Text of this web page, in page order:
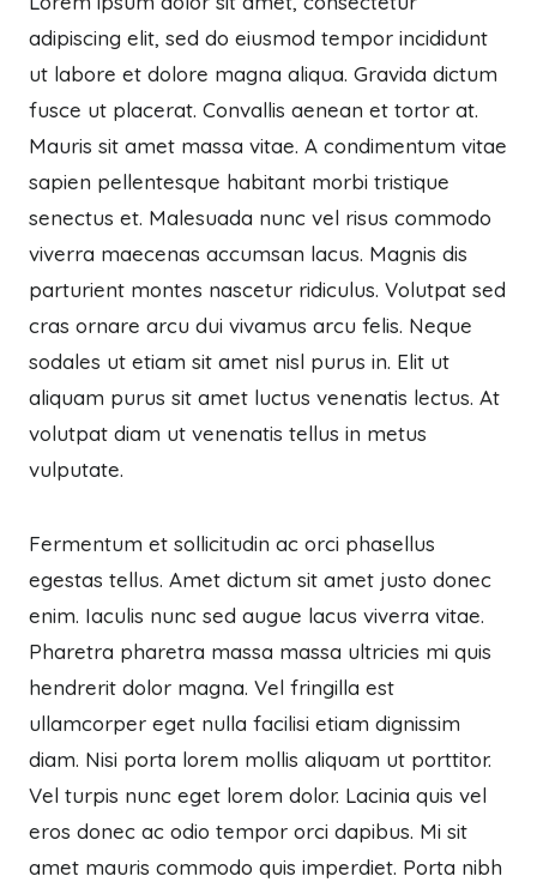
adipiscing elit, sed do eiusmod tempor incididunt
ut labore et dolore magna aliqua. Gravida dictum
fusce ut placerat. Convallis aenean et tortor at.
Mauris sit amet massa vitae. A condimentum vitae
sapien pellentesque habitant morbi tristique
senectus et. Malesuada nunc vel risus commodo
viverra maecenas accumsan lacus. Magnis dis
parturient montes nascetur ridiculus. Volutpat sed
cras ornare arcu dui vivamus arcu felis. Neque
sodales ut etiam sit amet nisl purus in. Elit ut
aliquam purus sit amet luctus venenatis lectus. At
volutpat diam ut venenatis tellus in metus
vulputate.
Fermentum et sollicitudin ac orci phasellus
egestas tellus. Amet dictum sit amet justo donec
enim. Iaculis nunc sed augue lacus viverra vitae.
Pharetra pharetra massa massa ultricies mi quis
hendrerit dolor magna. Vel fringilla est
ullamcorper eget nulla facilisi etiam dignissim
diam. Nisi porta lorem mollis aliquam ut porttitor.
Vel turpis nunc eget lorem dolor. Lacinia quis vel
eros donec ac odio tempor orci dapibus. Mi sit
amet mauris commodo quis imperdiet. Porta nibh